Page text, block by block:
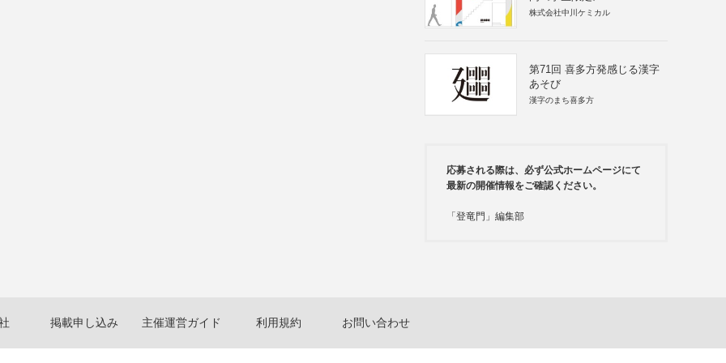
株式会社中川ケミカル
第71回 喜多方発感じる漢字
あそび
漢字のまち喜多方
応募される際は、必ず公式ホームページにて
最新の開催情報をご確認ください。
「登竜門」編集部
掲載申し込み 主催運営ガイド 利用規約 お問い合わせ